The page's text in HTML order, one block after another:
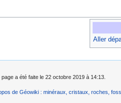
Aller
a été faite le 22 octobre 2019 à 14:13.
de Géowiki : minéraux, cristaux, roches,